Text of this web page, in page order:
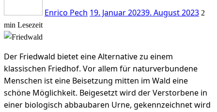
Enrico Pech 19. Januar 20239. August 2023 2
min Lesezeit
Der Friedwald bietet eine Alternative zu einem
klassischen Friedhof. Vor allem für naturverbundene
Menschen ist eine Beisetzung mitten im Wald eine
schöne Möglichkeit. Beigesetzt wird der Verstorbene in
einer biologisch abbaubaren Urne, gekennzeichnet wird